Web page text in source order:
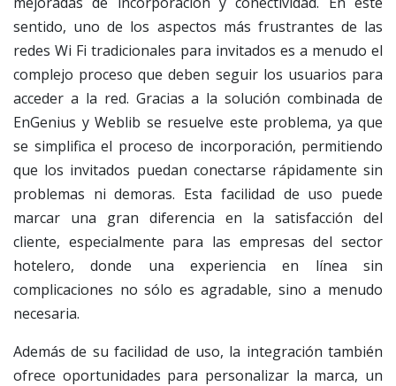
sentido, uno de los aspectos más frustrantes de las
redes Wi Fi tradicionales para invitados es a menudo el
complejo proceso que deben seguir los usuarios para
acceder a la red. Gracias a la solución combinada de
EnGenius y Weblib se resuelve este problema, ya que
se simplifica el proceso de incorporación, permitiendo
que los invitados puedan conectarse rápidamente sin
problemas ni demoras. Esta facilidad de uso puede
marcar una gran diferencia en la satisfacción del
cliente, especialmente para las empresas del sector
hotelero, donde una experiencia en línea sin
complicaciones no sólo es agradable, sino a menudo
necesaria.
Además de su facilidad de uso, la integración también
ofrece oportunidades para personalizar la marca, un